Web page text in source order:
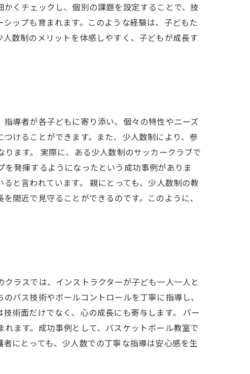
くチェックし、個別の課題を設定することで、技
ップも育まれます。このような経験は、子どもた
数制のメリットを体感しやすく、子どもが成長す
導者が各子どもに寄り添い、個々の特性やニーズ
けることができます。また、少人数制により、参
ます。 実際に、ある少人数制のサッカークラブで
発揮するようになったという成功事例がありま
と言われています。 親にとっても、少人数制の教
間近で見守ることができるのです。このように、
ラスでは、インストラクターが子ども一人一人と
パス技術やボールコントロールを丁寧に指導し、
術面だけでなく、心の成長にも寄与します。 パー
ます。成功事例として、バスケットボール教室で
にとっても、少人数での丁寧な指導は安心感を生